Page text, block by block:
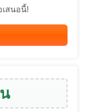
เสนอนี้!